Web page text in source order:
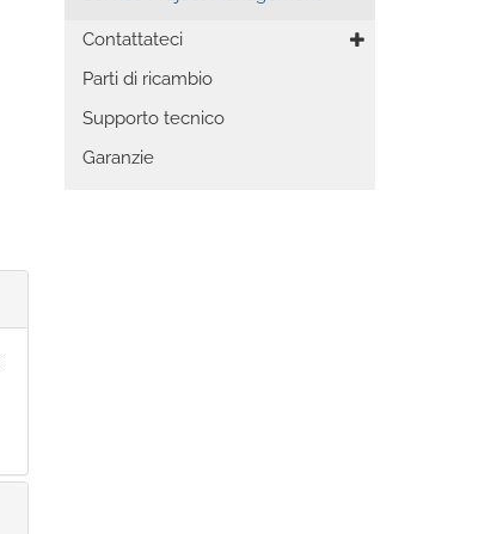
Contattateci
Parti di ricambio
Supporto tecnico
Garanzie